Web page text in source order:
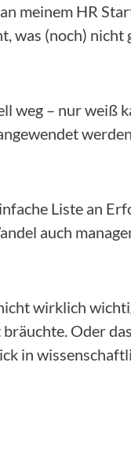
meinem HR
was (noch) nicht
weg – nur weiß
Liste an
auch
nicht wirklich
Oder das
in